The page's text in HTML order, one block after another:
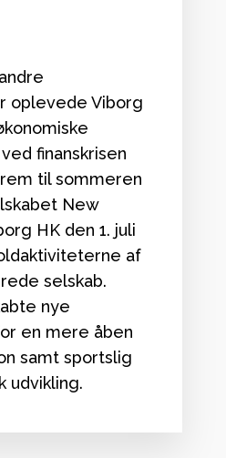
oplevede Viborg
finanskrisen
til sommeren
New
HK den 1. juli
af
selskab.
nye
en mere åben
samt sportslig
udvikling.